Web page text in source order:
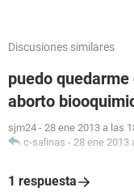
Discusiones similares
puedo
aborto
sjm24 - 28 ene 2013 a las
c-salinas - 28 ene 2013
1 respuesta